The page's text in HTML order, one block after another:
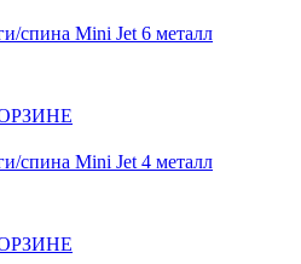
спина Mini Jet 6 металл
спина Mini Jet 4 металл